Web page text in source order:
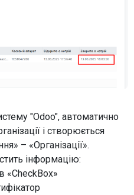
"Odoo", автоматично
і створюється
– «Організації».
інформацію:
«CheckBox»